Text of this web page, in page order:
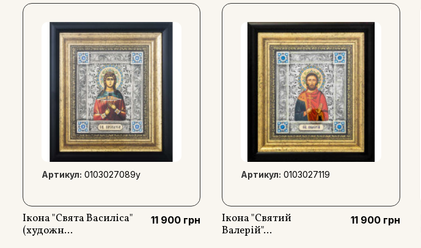
Артикул: 0103027089y
Ікона "Свята Василіса"
(художн...
11 900 грн
Артикул: 0103027119
Ікона "Святий
Валерій"...
11 900 грн